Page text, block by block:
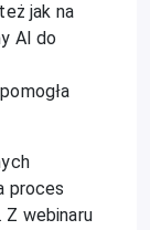
jak na
AI do
proces
Z webinaru